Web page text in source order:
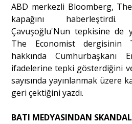
ABD merkezli Bloomberg,
kapağını
Çavuşoğlu'Nun tepkisine de
The Economist dergisinin
hakkında Cumhurbaşkanı
ifadelerine tepki gösterdiğini
sayısında yayınlanmak üzere
geri çektiğini yazdı.
BATI MEDYASINDAN